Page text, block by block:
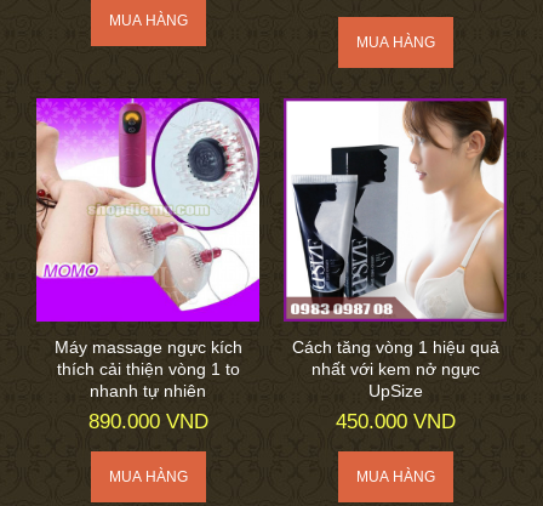
Máy massage ngực kích
thích cải thiện vòng 1 to
nhanh tự nhiên
890.000 VND
Cách tăng vòng 1 hiệu quả
nhất với kem nở ngực
UpSize
450.000 VND